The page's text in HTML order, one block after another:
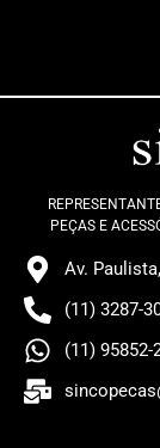
PEÇAS E
Av.
(11) 3287-
(11) 95852-